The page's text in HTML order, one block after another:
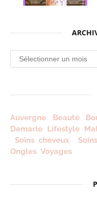
Archives
depuis
Auvergne Beauté
Demarle Lifestyle
Soins cheveux
Ongles Voyages